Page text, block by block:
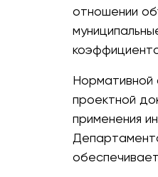
отношении
Нормативной
проектной
применения